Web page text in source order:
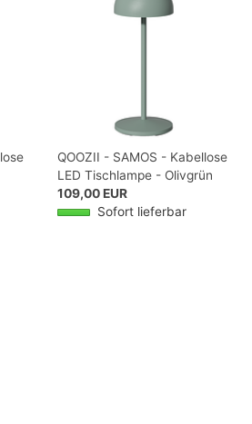
QOOZII - SAMOS - Kabellose
LED Tischlampe - Olivgrün
109,00 EUR
Sofort lieferbar